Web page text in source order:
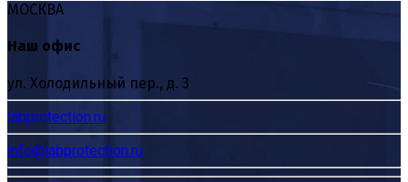
МОСКВА
Наш офис
ул. Холодильный пер., д. 3
labprotection.ru
info@labprotection.ru